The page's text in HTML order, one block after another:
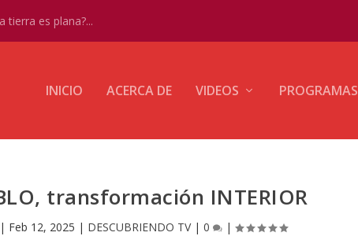
tierra es plana?...
INICIO ACERCA DE VIDEOS PROGRAMAS
transformación INTERIOR
| Feb 12, 2025 | DESCUBRIENDO TV| 0 |